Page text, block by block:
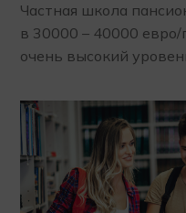
Частная школа
в 30000 – 40000 евро/
очень высокий